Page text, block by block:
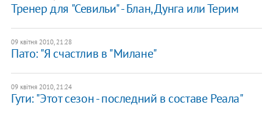
Тренер для "Севильи" - Блан, Дунга или Терим
09 квітня 2010, 21:28
Пато: "Я счастлив в "Милане"
09 квітня 2010, 21:24
Гути: "Этот сезон - последний в составе Реала"